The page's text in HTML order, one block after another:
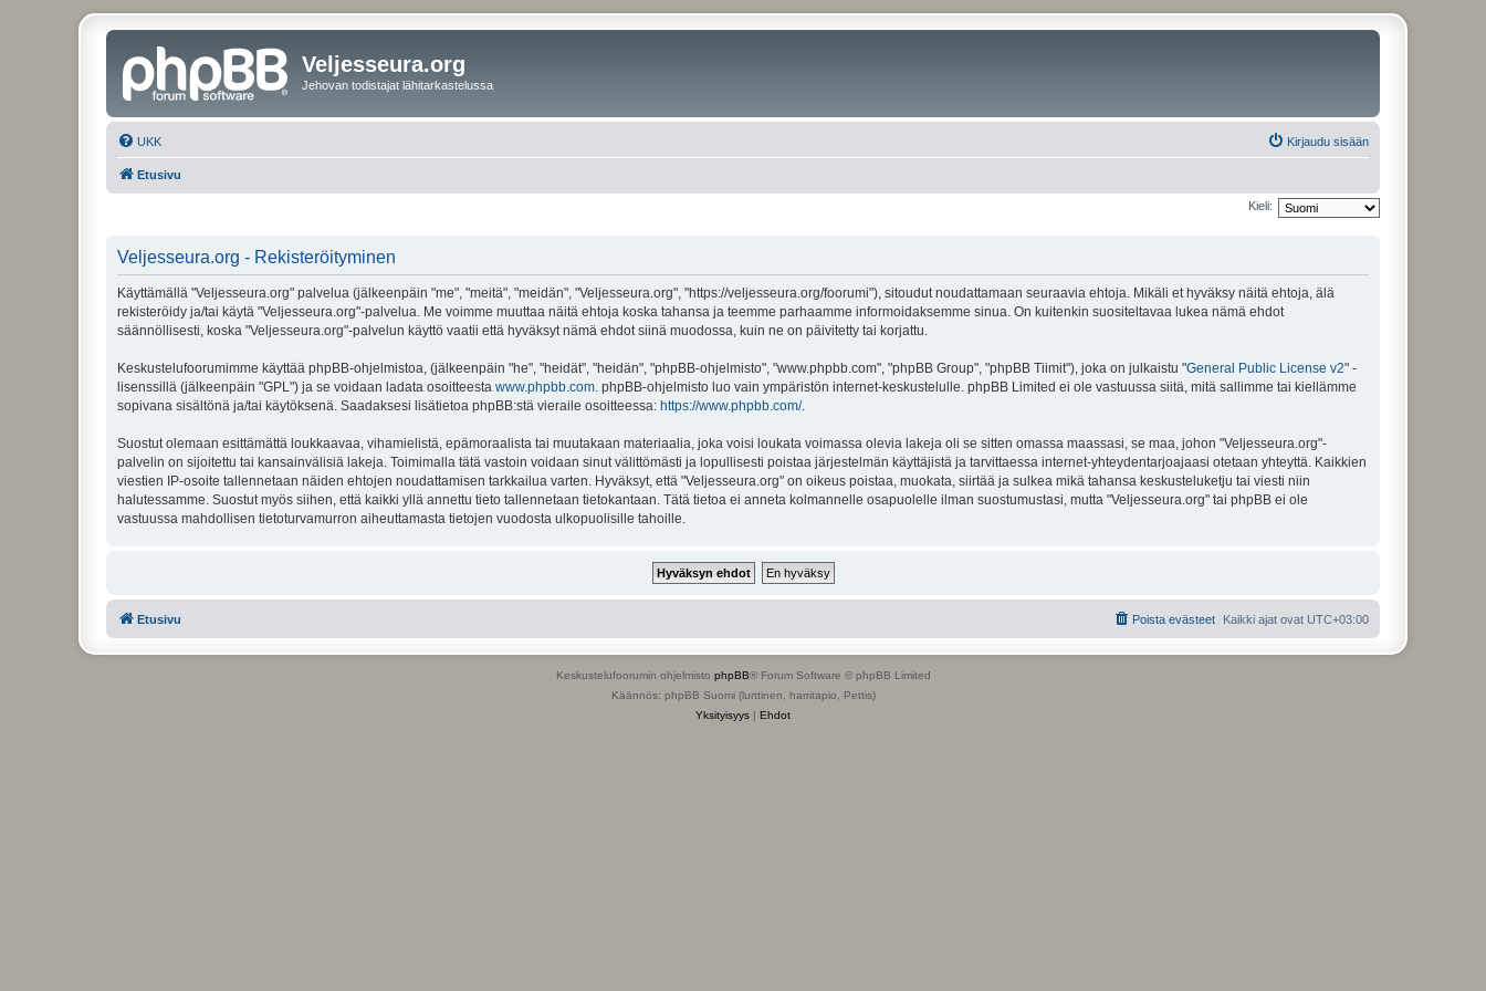
Veljesseura.org
Jehovan todistajat lähitarkastelussa
UKK Kirjaudu sisään
Etusivu
Kieli:
Veljesseura.org - Rekisteröityminen
Käyttämällä "Veljesseura.org" palvelua (jälkeenpäin "me", "meitä", "meidän", "Veljesseura.org", "https://veljesseura.org/foorumi"), sitoudut noudattamaan seuraavia ehtoja. Mikäli et hyväksy näitä ehtoja, älä
rekisteröidy ja/tai käytä "Veljesseura.org"-palvelua. Me voimme muuttaa näitä ehtoja koska tahansa ja teemme parhaamme informoidaksemme sinua. On kuitenkin suositeltavaa lukea nämä ehdot
säännöllisesti, koska "Veljesseura.org"-palvelun käyttö vaatii että hyväksyt nämä ehdot siinä muodossa, kuin ne on päivitetty tai korjattu.
Keskustelufoorumimme käyttää phpBB-ohjelmistoa, (jälkeenpäin "he", "heidät", "heidän", "phpBB-ohjelmisto", "www.phpbb.com", "phpBB Group", "phpBB Tiimit"), joka on julkaistu "General Public License v2" -
lisenssillä (jälkeenpäin "GPL") ja se voidaan ladata osoitteesta www.phpbb.com. phpBB-ohjelmisto luo vain ympäristön internet-keskustelulle. phpBB Limited ei ole vastuussa siitä, mitä sallimme tai kiellämme
sopivana sisältönä ja/tai käytöksenä. Saadaksesi lisätietoa phpBB:stä vieraile osoitteessa: https://www.phpbb.com/.
Suostut olemaan esittämättä loukkaavaa, vihamielistä, epämoraalista tai muutakaan materiaalia, joka voisi loukata voimassa olevia lakeja oli se sitten omassa maassasi, se maa, johon "Veljesseura.org"-
palvelin on sijoitettu tai kansainvälisiä lakeja. Toimimalla tätä vastoin voidaan sinut välittömästi ja lopullisesti poistaa järjestelmän käyttäjistä ja tarvittaessa internet-yhteydentarjoajaasi otetaan yhteyttä. Kaikkien
viestien IP-osoite tallennetaan näiden ehtojen noudattamisen tarkkailua varten. Hyväksyt, että "Veljesseura.org" on oikeus poistaa, muokata, siirtää ja sulkea mikä tahansa keskusteluketju tai viesti niin
halutessamme. Suostut myös siihen, että kaikki yllä annettu tieto tallennetaan tietokantaan. Tätä tietoa ei anneta kolmannelle osapuolelle ilman suostumustasi, mutta "Veljesseura.org" tai phpBB ei ole
vastuussa mahdollisen tietoturvamurron aiheuttamasta tietojen vuodosta ulkopuolisille tahoille.
Etusivu Kaikki ajat ovat UTC+03:00
Poista evästeet
Keskustelufoorumin ohjelmisto phpBB® Forum Software © phpBB Limited
Käännös: phpBB Suomi (lurttinen, harritapio, Pettis)
Yksityisyys | Ehdot